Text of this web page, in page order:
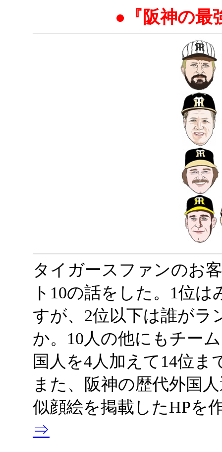
●『阪神の最
タイガースファンのお
ト10の話をした。1位
すが、2位以下は誰がラ
か。10人の他にもチー
国人を4人加えて14位ま
また、阪神の歴代外国
似顔絵を掲載したHPを
⇒